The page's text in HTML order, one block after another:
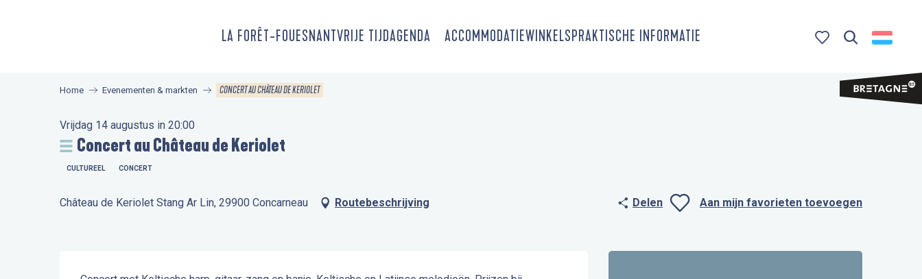
LA FORÊT-FOUESNANTVRIJE TIJDAGENDA ACCOMMODATIEWINKELSPRAKTISCHE INFORMATIE
Home Evenementen & markten CONCERT AU CHÂTEAU DE KERIOLET
Vrijdag 14 augustus in 20:00
Concert au Château de Keriolet
CULTUREEL CONCERT
Château de Keriolet Stang Ar Lin, 29900 Concarneau Routebeschrijving Delen Aan mijn favorieten toevoegen
Beschrijving